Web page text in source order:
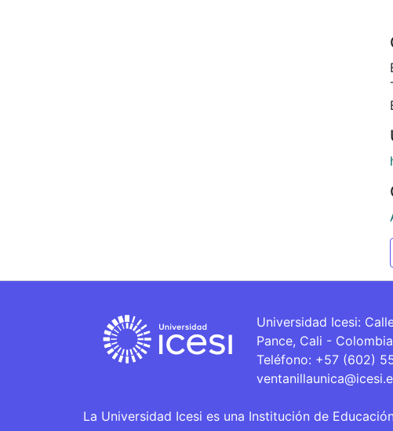
Universidad Icesi:
Pance, Cali - Colombia
Teléfono: +57 (602)
La Universidad Icesi es una Institución de